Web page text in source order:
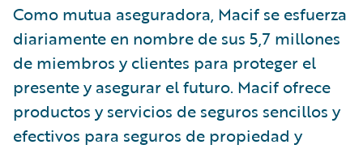
Como mutua aseguradora, Macif se esfuerza
diariamente en nombre de sus 5,7 millones
de miembros y clientes para proteger el
presente y asegurar el futuro. Macif ofrece
productos y servicios de seguros sencillos y
efectivos para seguros de propiedad y